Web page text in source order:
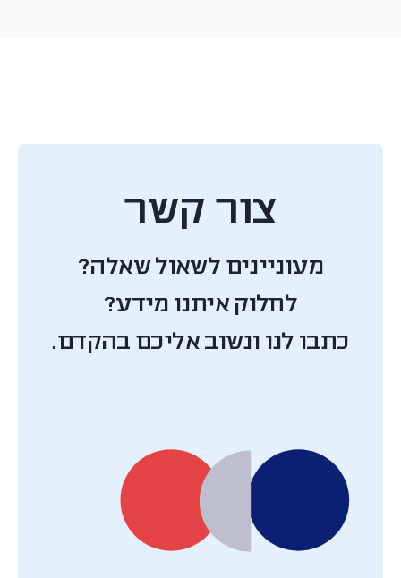
צור קשר
מעוניינים לשאול שאלה?
לחלוק איתנו מידע?
כתבו לנו ונשוב אליכם בהקדם.